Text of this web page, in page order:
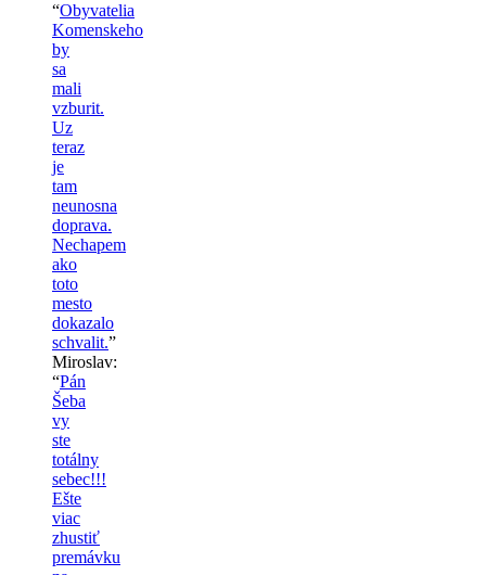
“Obyvatelia
Komenskeho
by
sa
mali
vzburit.
Uz
teraz
je
tam
neunosna
doprava.
Nechapem
ako
toto
mesto
dokazalo
schvalit.”
Miroslav:
“Pán
Šeba
vy
ste
totálny
sebec!!!
Ešte
viac
zhustiť
premávku